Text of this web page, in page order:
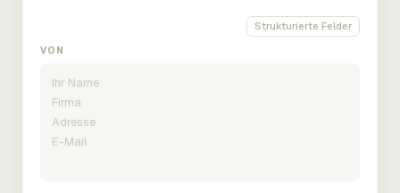
Strukturierte Felder
VON